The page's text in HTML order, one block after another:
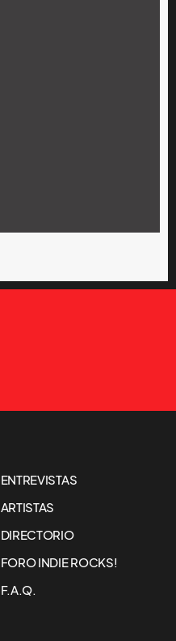
ENTREVISTAS
ARTISTAS
DIRECTORIO
FORO INDIE ROCKS!
F.A.Q.